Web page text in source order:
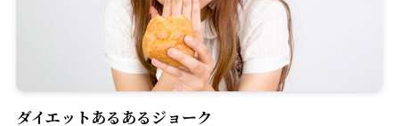
ダイエットあるあるジョーク